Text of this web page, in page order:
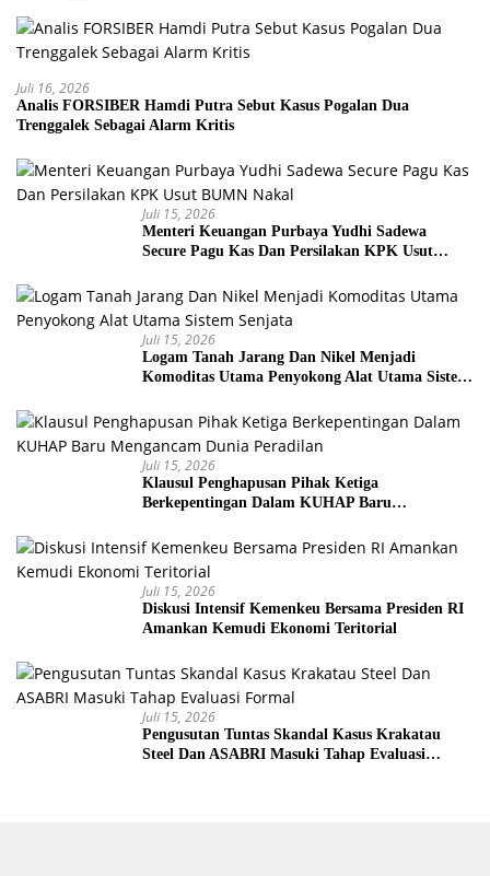
Juli 16, 2026
Analis FORSIBER Hamdi Putra Sebut Kasus Pogalan Dua
Trenggalek Sebagai Alarm Kritis
Juli 15, 2026
Menteri Keuangan Purbaya Yudhi Sadewa
Secure Pagu Kas Dan Persilakan KPK Usut
Juli 15, 2026
Logam Tanah Jarang Dan Nikel Menjadi
Komoditas Utama Penyokong Alat Utama Sistem
Juli 15, 2026
Klausul Penghapusan Pihak Ketiga
Berkepentingan Dalam KUHAP Baru
Juli 15, 2026
Diskusi Intensif Kemenkeu Bersama Presiden RI
Amankan Kemudi Ekonomi Teritorial
Juli 15, 2026
Pengusutan Tuntas Skandal Kasus Krakatau
Steel Dan ASABRI Masuki Tahap Evaluasi